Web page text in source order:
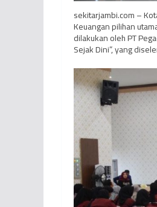
sekitarjambi.com –
Keuangan pilihan
dilakukan oleh PT
Sejak Dini”, yang